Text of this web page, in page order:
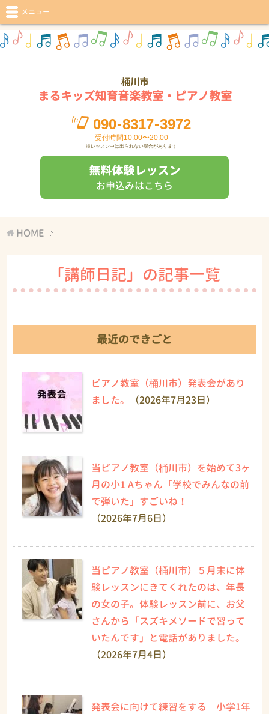
桶川市
まるキッズ知育音楽教室・ピアノ教室
090-8317-3972
受付時間10:00〜20:00
※レッスン中は出られない場合があります
無料体験レッスン
お申込みはこちら
メニュー
HOME
「講師日記」の記事一覧
最近のできごと
ピアノ教室（桶川市）発表会があり
ました。
（2026年7月23日）
当ピアノ教室（桶川市）を始めて3ヶ
月の小1 Aちゃん「学校でみんなの前
で弾いた」すごいね！
（2026年7月6日）
当ピアノ教室（桶川市）５月末に体
験レッスンにきてくれたのは、年長
の女の子。体験レッスン前に、お父
さんから「スズキメソードで習って
いたんです」と電話がありました。
（2026年7月4日）
発表会に向けて練習をする 小学1年